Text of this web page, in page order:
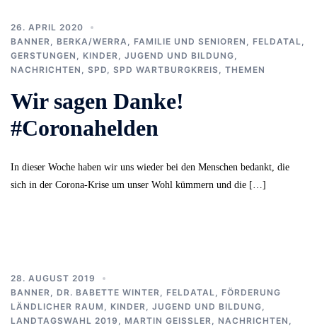
26. APRIL 2020
BANNER
BERKA/WERRA FAMILIE UND SENIOREN FELDATAL
GERSTUNGEN
KINDER, JUGEND UND BILDUNG
NACHRICHTEN
SPD SPD WARTBURGKREIS THEMEN
Wir sagen Danke!
#Coronahelden
In dieser Woche haben wir uns wieder bei den Menschen bedankt, die
sich in der Corona-Krise um unser Wohl kümmern und die […]
28. AUGUST 2019
BANNER
DR. BABETTE WINTER FELDATAL
FÖRDERUNG
LÄNDLICHER RAUM
KINDER, JUGEND UND BILDUNG
LANDTAGSWAHL 2019
MARTIN GEISSLER NACHRICHTEN